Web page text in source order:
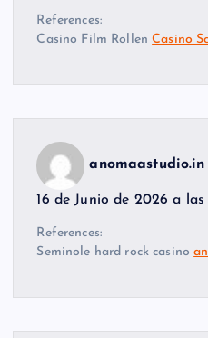
References:
Casino Film RollenCasino
anomaastudio.in
16 de Junio de 2026 a las
References:
Seminole hard rock casino